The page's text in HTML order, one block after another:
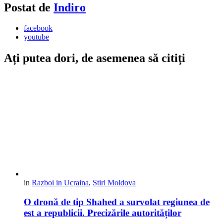
Postat de Indiro
facebook
youtube
Ați putea dori, de asemenea să citiți
in Razboi in Ucraina, Stiri Moldova
O dronă de tip Shahed a survolat regiunea de
est a republicii. Precizările autorităților